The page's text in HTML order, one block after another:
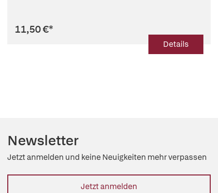
11,50 €*
Details
Newsletter
Jetzt anmelden und keine Neuigkeiten mehr verpassen
Jetzt anmelden